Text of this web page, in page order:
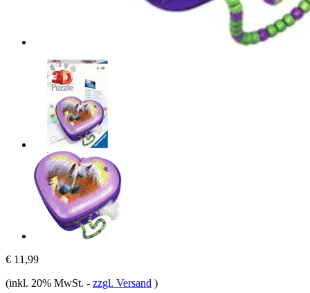
€ 11,99
(inkl. 20% MwSt. - zzgl. Versand )